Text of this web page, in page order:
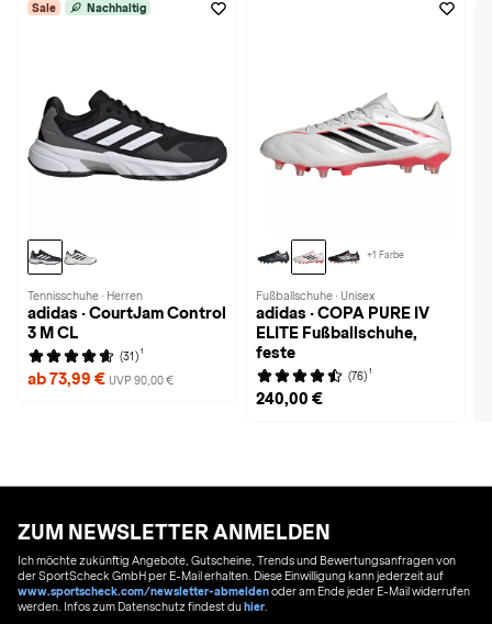
Sale Nachhaltig
Tennisschuhe · Herren
adidas · CourtJam Control
3 M CL
(31) 1
ab 73,99 € UVP 90,00 €
+1 Farbe
Fußballschuhe · Unisex
adidas · COPA PURE IV
ELITE Fußballschuhe,
feste
(76) 1
240,00 €
ZUM NEWSLETTER ANMELDEN
Ich möchte zukünftig Angebote, Gutscheine, Trends und Bewertungsanfragen von
der SportScheck GmbH per E-Mail erhalten. Diese Einwilligung kann jederzeit auf
www.sportscheck.com/newsletter-abmeldenoder am Ende jeder E-Mail widerrufen
werden. Infos zum Datenschutz findest duhier